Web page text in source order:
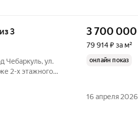
3
Чебаркуль, ул.
реальный
3 700 000
79 914 ₽ за м²
онлайн показ
16 апреля 2026